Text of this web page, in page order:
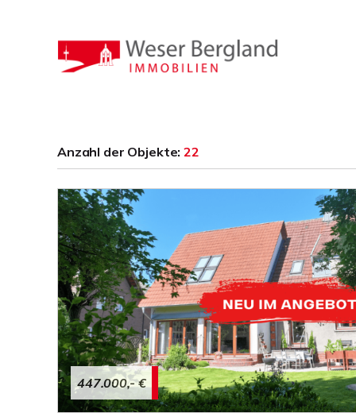
Anzahl der Objekte:22
447.000,- €